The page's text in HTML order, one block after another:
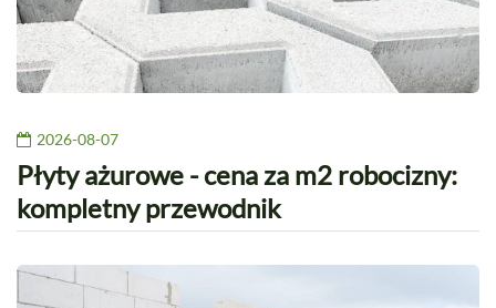
2026-08-07
Płyty ażurowe - cena za m2 robocizny:
kompletny przewodnik